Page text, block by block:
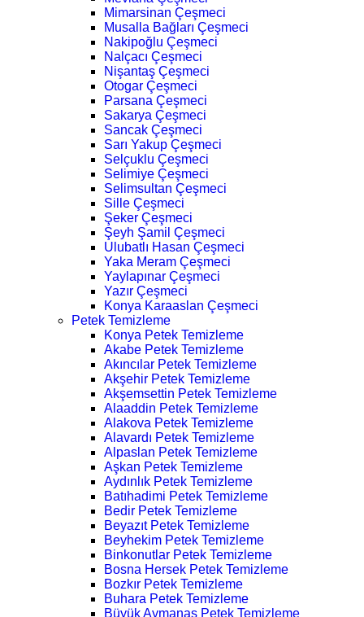
Mimarsinan Çeşmeci
Musalla Bağları Çeşmeci
Nakipoğlu Çeşmeci
Nalçacı Çeşmeci
Nişantaş Çeşmeci
Otogar Çeşmeci
Parsana Çeşmeci
Sakarya Çeşmeci
Sancak Çeşmeci
Sarı Yakup Çeşmeci
Selçuklu Çeşmeci
Selimiye Çeşmeci
Selimsultan Çeşmeci
Sille Çeşmeci
Şeker Çeşmeci
Şeyh Şamil Çeşmeci
Ulubatlı Hasan Çeşmeci
Yaka Meram Çeşmeci
Yaylapınar Çeşmeci
Yazır Çeşmeci
Konya Karaaslan Çeşmeci
Petek Temizleme
Konya Petek Temizleme
Akabe Petek Temizleme
Akıncılar Petek Temizleme
Akşehir Petek Temizleme
Akşemsettin Petek Temizleme
Alaaddin Petek Temizleme
Alakova Petek Temizleme
Alavardı Petek Temizleme
Alpaslan Petek Temizleme
Aşkan Petek Temizleme
Aydınlık Petek Temizleme
Batıhadimi Petek Temizleme
Bedir Petek Temizleme
Beyazıt Petek Temizleme
Beyhekim Petek Temizleme
Binkonutlar Petek Temizleme
Bosna Hersek Petek Temizleme
Bozkır Petek Temizleme
Buhara Petek Temizleme
Büyük Aymanas Petek Temizleme